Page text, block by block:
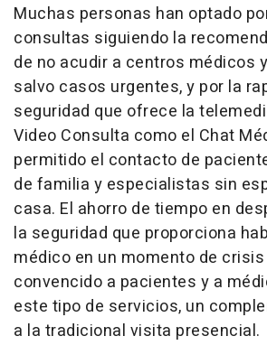
Muchas personas han optado
consultas siguiendo la
de no acudir a centros médicos
salvo casos urgentes, y por la
seguridad que ofrece la
Video Consulta como el Chat
permitido el contacto de
de familia y especialistas sin
casa. El ahorro de tiempo en
la seguridad que proporciona
médico en un momento de
convencido a pacientes y a
este tipo de servicios, un
a la tradicional visita presencial.